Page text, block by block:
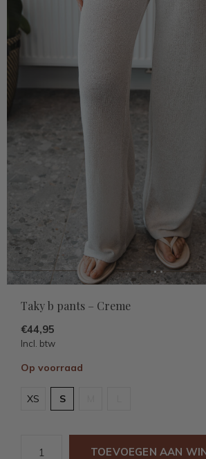
Taky b pants – Creme
€44,95
Incl. btw
Op voorraad
XS S
TOEVOEGEN AAN